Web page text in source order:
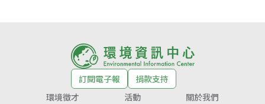
訂閱電子報
捐款支持
環境徵才
活動
關於我們